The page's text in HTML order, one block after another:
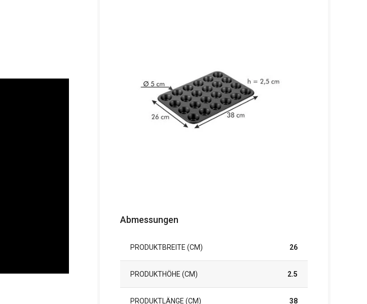
Abmessungen
PRODUKTBREITE (CM) 26
PRODUKTHÖHE (CM) 2.5
PRODUKTLÄNGE (CM) 38